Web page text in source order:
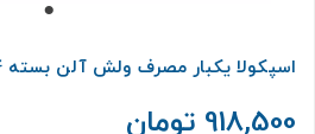
اسپکولا یکبار مصرف ولش آلن بسته 34 عددی
918,500 تومان